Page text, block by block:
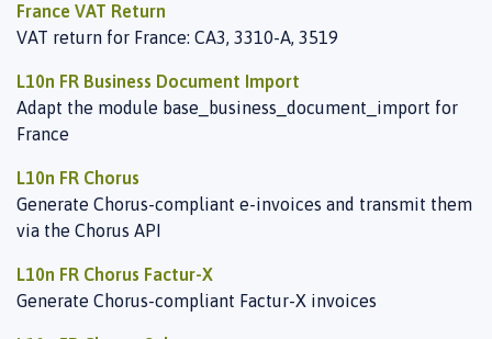
France VAT Return
VAT return for France: CA3, 3310-A, 3519
L10n FR Business Document Import
Adapt the module base_business_document_import for
France
L10n FR Chorus
Generate Chorus-compliant e-invoices and transmit them
via the Chorus API
L10n FR Chorus Factur-X
Generate Chorus-compliant Factur-X invoices